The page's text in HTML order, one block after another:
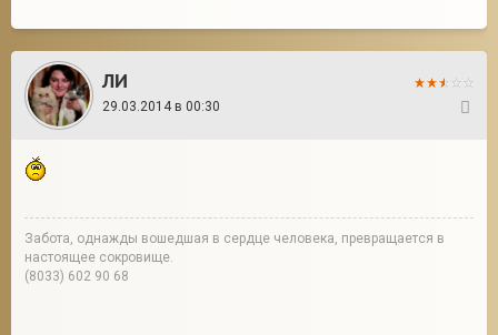
ЛИ
29.03.2014 в 00:30
Забота, однажды вошедшая в сердце человека, превращается в
настоящее сокровище.
(8033) 602 90 68